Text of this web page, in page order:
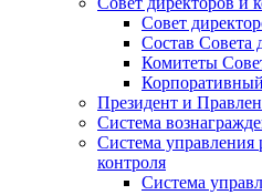
Совет
Состав Совета
Комитеты
Корпоративный
Президент и
Система
Система управления
контроля
Система